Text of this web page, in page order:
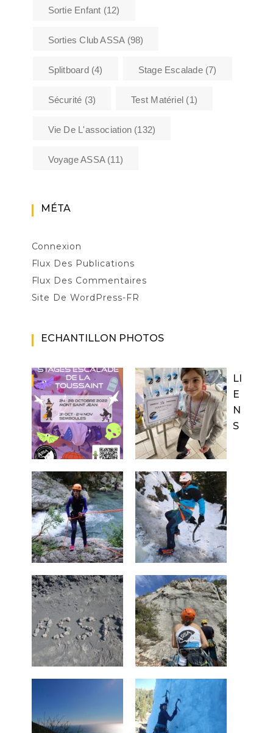
Sortie Enfant (12)
Sorties Club ASSA(98)
Splitboard(4) Stage Escalade(7)
Sécurité (3) Test Matériel (1)
Vie De L'association (132)
Voyage ASSA(11)
MÉTA
Connexion
Flux Des Publications
Flux Des Commentaires
Site De WordPress-FR
ECHANTILLON PHOTOS
LI
E
N
S